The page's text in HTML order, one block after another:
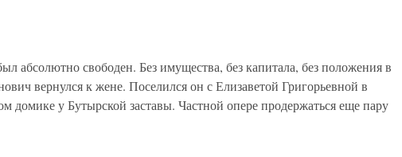
абсолютно свободен. Без имущества, без капитала, без положения в
вернулся к жене. Поселился он с Елизаветой Григорьевной в
домике у Бутырской заставы. Частной опере продержаться еще пару